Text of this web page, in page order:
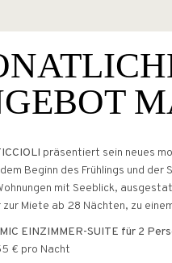
MAN AM GARDASEE
UNTERNEHMEN KANN
WAS MAN
präsentiert sein neues
Beginn des Frühlings und der
mit Seeblick,
Miete ab 28 Nächten, zu
EINZIMMER-SUITE für 2
€ pro Nacht